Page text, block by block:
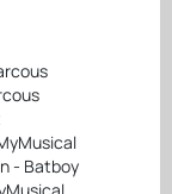
- Batboy